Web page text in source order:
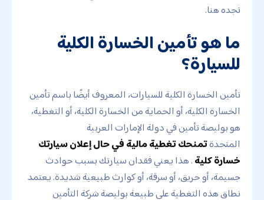
تجده هنا.
ما هو تأمين الخسارة الكلية
للسيارة؟
تأمين الخسارة الكلية للسيارات، المعروف أيضًا باسم تأمين
الخسارة الكلية، أو الحماية من الخسارة الكلية، أو التغطية،
هو بوليصة تأمين في دولة الإمارات العربية
المتحدةتمنحك تغطية مالية في حال إعلان سيارتك
خسارة كلية. هذا يعني فقدان سيارتك بسبب حوادث
جسيمة، أو حريق، أو سرقة، أو كوارث طبيعية شديدة. يعتمد
نطاق هذه التغطية على طبيعة بوليصة شركة التأمين